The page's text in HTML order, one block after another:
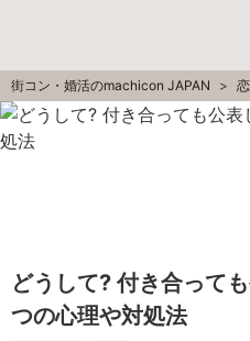
街コン・婚活のmachicon JAPAN
どうして? 付き合って
つの心理や対処法